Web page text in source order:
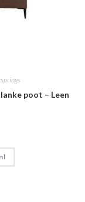
poot – Leen